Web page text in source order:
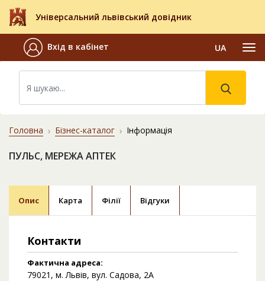
Універсальний львівський довідник
Вхід в кабінет UA
Головна Бізнес-каталог Інформація
ПУЛЬС, МЕРЕЖА АПТЕК
Опис Карта Філії Відгуки
Контакти
Фактична адреса:
79021, м. Львів, вул. Садова, 2А